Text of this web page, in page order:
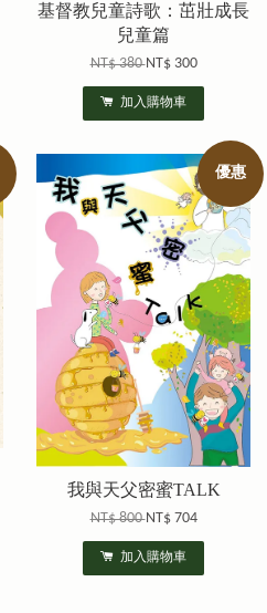
基督教兒童詩歌：茁壯成長
兒童篇
NT$ 380NT$ 300
加入購物車
優惠
我與天父密蜜TALK
NT$ 800NT$ 704
加入購物車